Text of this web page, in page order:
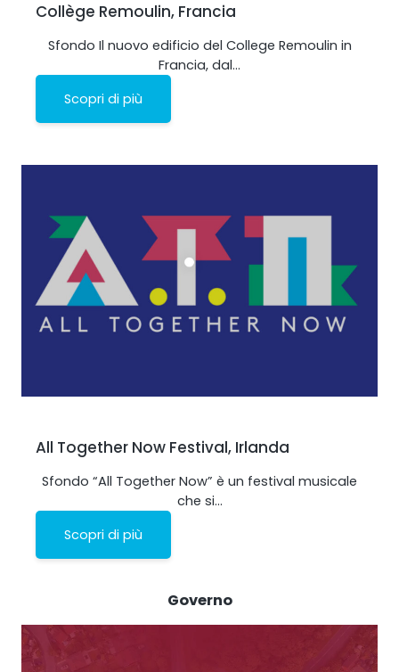
Regno Unito e Irlanda. Ripetitore commerciale
RouterAmp
Monitoraggio remoto
Collège Remoulin, Francia
Sfondo Il nuovo edificio del College Remoulin in
Francia, dal…
Scopri di più
All Together Now Festival, Irlanda
Sfondo “All Together Now” è un festival musicale
che si…
Scopri di più
Governo